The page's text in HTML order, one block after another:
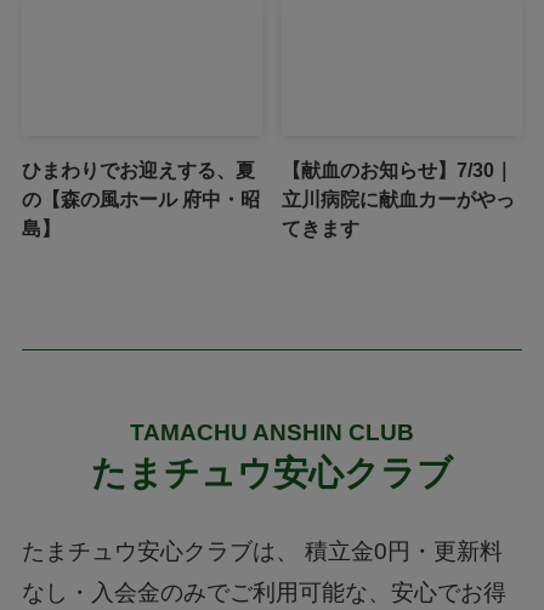
ひまわりでお迎えする、夏
の【森の風ホール 府中・昭
島】
【献血のお知らせ】7/30｜
立川病院に献血カーがやっ
てきます
TAMACHU ANSHIN CLUB
たまチュウ安心クラブ
たまチュウ安心クラブは、
積立金0円・更新料
なし・入会金のみでご利用可能な、安心でお得